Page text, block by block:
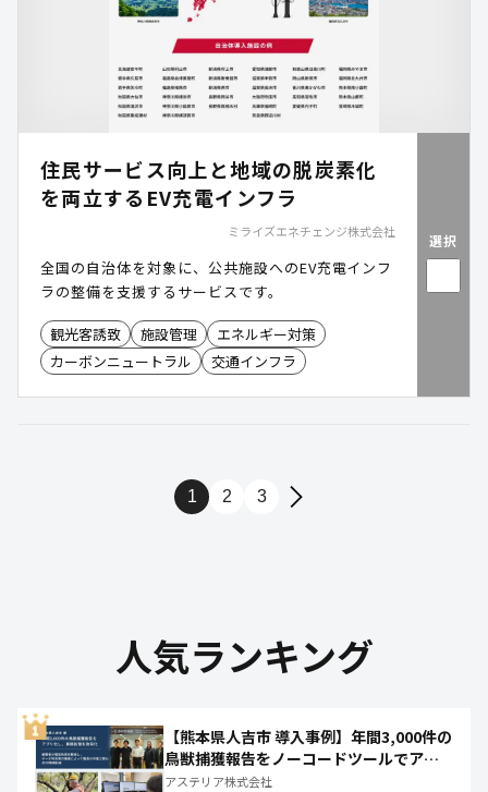
住民サービス向上と地域の脱炭素化
を両立するEV充電インフラ
ミライズエネチェンジ株式会社
全国の自治体を対象に、公共施設へのEV充電インフ
ラの整備を支援するサービスです。
観光客誘致 施設管理
エネルギー対策
カーボンニュートラル
交通インフラ
選択
1 2 3
人気ランキング
【熊本県人吉市 導入事例】年間3,000件の
鳥獣捕獲報告をノーコードツールでアプ
リ化し、月50時間の庁内作業を削減
アステリア株式会社